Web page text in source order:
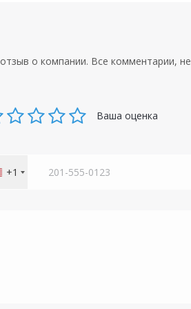
о компании. Все комментарии, не
Ваша оценка
+1